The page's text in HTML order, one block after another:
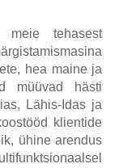
tehasest
hea maine ja
müüvad hästi
Lähis-Idas ja
klientide
ühine arendus